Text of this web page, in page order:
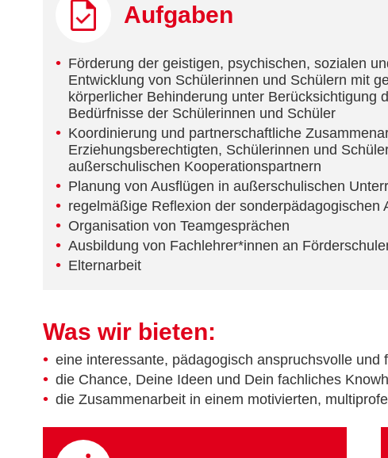
Aufgaben
Förderung der geistigen, psychischen, sozialen
Entwicklung von Schülerinnen und Schülern mit
körperlicher Behinderung unter Berücksichtigung
Bedürfnisse der Schülerinnen und Schüler
Koordinierung und partnerschaftliche
Erziehungsberechtigten, Schülerinnen und
außerschulischen Kooperationspartnern
Planung von Ausflügen in außerschulischen
regelmäßige Reflexion der sonderpädagogischen
Organisation von Teamgesprächen
Ausbildung von Fachlehrer*innen an
Elternarbeit
Was wir bieten:
eine interessante, pädagogisch anspruchsvolle
die Chance, Deine Ideen und Dein fachliches
die Zusammenarbeit in einem motivierten,